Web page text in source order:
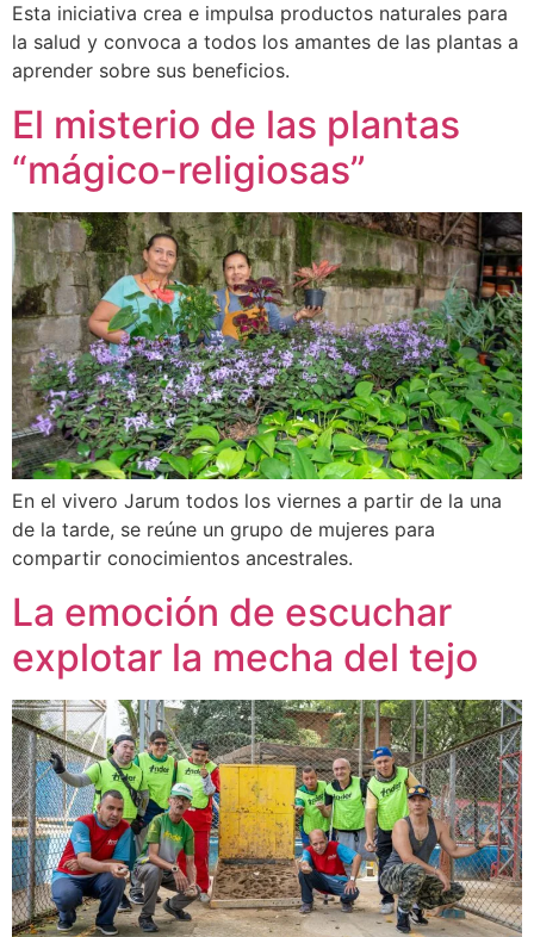
Esta iniciativa crea e impulsa productos naturales para
la salud y convoca a todos los amantes de las plantas a
aprender sobre sus beneficios.
El misterio de las plantas
“mágico-religiosas”
En el vivero Jarum todos los viernes a partir de la una
de la tarde, se reúne un grupo de mujeres para
compartir conocimientos ancestrales.
La emoción de escuchar
explotar la mecha del tejo